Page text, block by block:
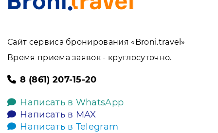
Сайт сервиса бронирования «Broni.travel»
Время приема заявок - круглосуточно.
8 (861) 207-15-20
Написать в WhatsApp
Написать в MAX
Написать в Telegram